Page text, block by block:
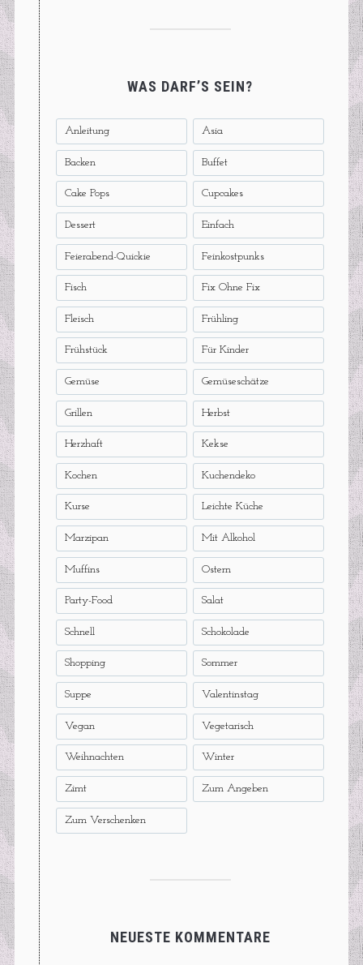
WAS DARF’S SEIN?
Anleitung Asia
Backen Buffet
Cake Pops Cupcakes
Dessert Einfach
Feierabend-Quickie Feinkostpunks
Fisch Fix Ohne Fix
Fleisch Frühling
Frühstück Für Kinder
Gemüse Gemüseschätze
Grillen Herbst
Herzhaft Kekse
Kochen Kuchendeko
Kurse Leichte Küche
Marzipan Mit Alkohol
Muffins Ostern
Party-Food Salat
Schnell Schokolade
Shopping Sommer
Suppe Valentinstag
Vegan Vegetarisch
Weihnachten Winter
Zimt Zum Angeben
Zum Verschenken
NEUESTE KOMMENTARE